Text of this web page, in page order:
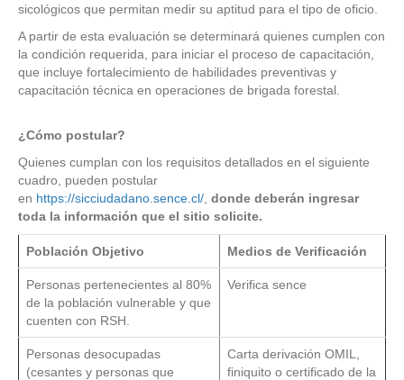
sicológicos que permitan medir su aptitud para el tipo de oficio.
A partir de esta evaluación se determinará quienes cumplen con
la condición requerida, para iniciar el proceso de capacitación,
que incluye fortalecimiento de habilidades preventivas y
capacitación técnica en operaciones de brigada forestal.
¿Cómo postular?
Quienes cumplan con los requisitos detallados en el siguiente
cuadro, pueden postular
en https://sicciudadano.sence.cl/ donde deberán ingresar
toda la información que el sitio solicite.
Población Objetivo Medios de Verificación
Personas pertenecientes al 80%
de la población vulnerable y que
cuenten con RSH.
Verifica sence
Personas desocupadas
(cesantes y personas que
Carta derivación OMIL,
finiquito o certificado de la